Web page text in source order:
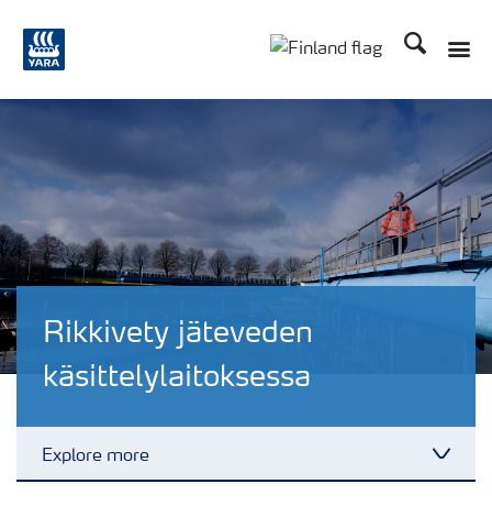
Etsi
Rikkivety jäteveden
käsittelylaitoksessa
Explore more